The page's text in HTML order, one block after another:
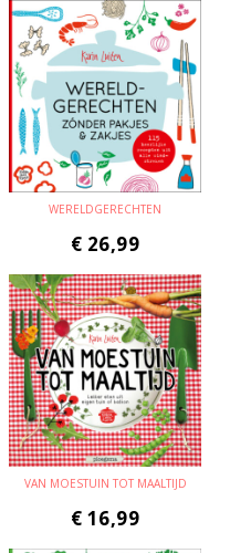
WERELDGERECHTEN
€ 26,99
VAN MOESTUIN TOT MAALTIJD
€ 16,99